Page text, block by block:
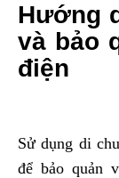
Hướng
và bảo
điện
Sử dụng di
để bảo quản